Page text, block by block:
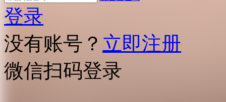
登录
没有账号？ 立即注册
微信扫码登录